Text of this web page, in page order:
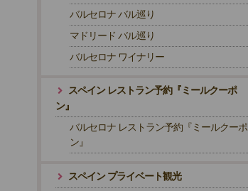
バルセロナ バル巡り
マドリード バル巡り
バルセロナ ワイナリー
スペイン レストラン予約『ミールクーポ
ン』
バルセロナ レストラン予約『ミールクーポ
ン』
スペイン プライベート観光